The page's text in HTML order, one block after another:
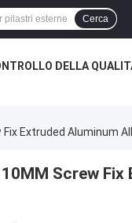
Cerca
DELLA
Fix Extruded Aluminum
Screw